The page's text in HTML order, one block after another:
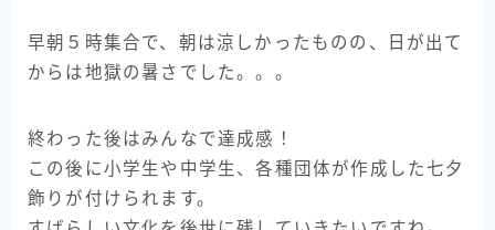
早朝５時集合で、朝は涼しかったものの、日が出て
からは地獄の暑さでした。。。
終わった後はみんなで達成感！
この後に小学生や中学生、各種団体が作成した七夕
飾りが付けられます。